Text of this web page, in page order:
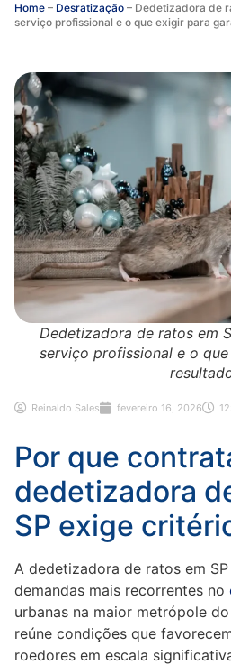
Home – Desratização – Dedetizadora de
serviço profissional e o que exigir para
Dedetizadora de ratos em
serviço profissional e o
Reinaldo Sales fevereiro 16, 2026
Por que
dedetizadora
SP exige
A dedetizadora de ratos em
demandas mais recorrentes no
urbanas na maior metrópole
reúne condições que
roedores em escala